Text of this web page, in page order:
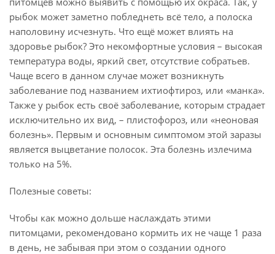
рыбок может заметно побледнеть всё тело, а полоска
наполовину исчезнуть. Что ещё может влиять на
здоровье рыбок? Это некомфортные условия – высокая
температура воды, яркий свет, отсутствие собратьев.
Чаще всего в данном случае может возникнуть
заболевание под названием ихтиофтироз, или «манка».
Также у рыбок есть своё заболевание, которым страдает
исключительно их вид, – плистофороз, или «неоновая
болезнь». Первым и основным симптомом этой заразы
является выцветание полосок. Эта болезнь излечима
только на 5%.
Полезные советы:
Чтобы как можно дольше наслаждать этими
питомцами, рекомендовано кормить их не чаще 1 раза
в день, не забывая при этом о создании одного